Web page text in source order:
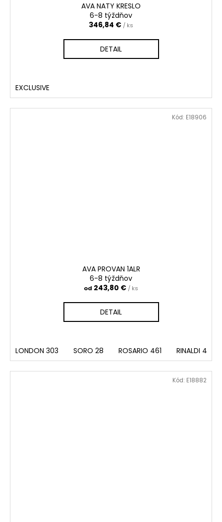
AVA NATY KRESLO
6-8 týždňov
346,84 € / ks
DETAIL
EXCLUSIVE
AVA PROVAN 1ALR
6-8 týždňov
od 243,80 € / ks
DETAIL
LONDON 303 SORO 28 ROSARIO 461 RINALDI 4
Kód: E18906
Kód: E18882